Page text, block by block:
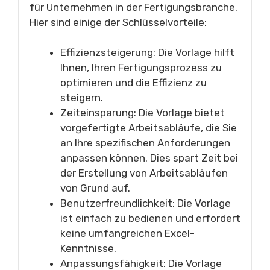
für Unternehmen in der Fertigungsbranche.
Hier sind einige der Schlüsselvorteile:
Effizienzsteigerung: Die Vorlage hilft
Ihnen, Ihren Fertigungsprozess zu
optimieren und die Effizienz zu
steigern.
Zeiteinsparung: Die Vorlage bietet
vorgefertigte Arbeitsabläufe, die Sie
an Ihre spezifischen Anforderungen
anpassen können. Dies spart Zeit bei
der Erstellung von Arbeitsabläufen
von Grund auf.
Benutzerfreundlichkeit: Die Vorlage
ist einfach zu bedienen und erfordert
keine umfangreichen Excel-
Kenntnisse.
Anpassungsfähigkeit: Die Vorlage